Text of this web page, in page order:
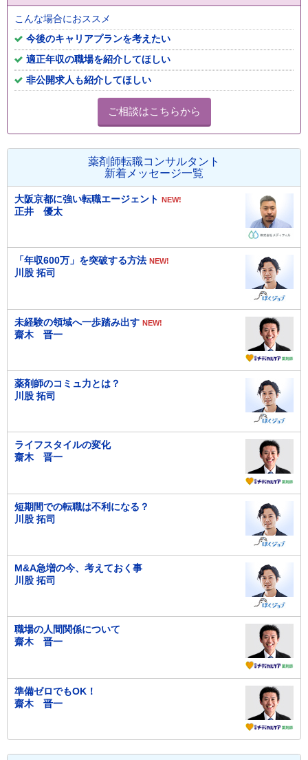
こんな場合におススメ
今後のキャリアプランを考えたい
適正年収の職場を紹介してほしい
非公開求人も紹介してほしい
ご相談はこちらから
薬剤師転職コンサルタント
新着メッセージ一覧
大阪京都に強い転職エージェント NEW!
正井 優太
「年収600万」を突破する方法 NEW!
川股 拓司
未経験の領域へ一歩踏み出す NEW!
齋木 晋一
薬剤師のコミュ力とは？
川股 拓司
ライフスタイルの変化
齋木 晋一
短期間での転職は不利になる？
川股 拓司
M&A急増の今、考えておく事
川股 拓司
職場の人間関係について
齋木 晋一
準備ゼロでもOK！
齋木 晋一